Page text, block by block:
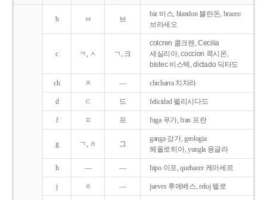
b ㅂ 브
biz 비스, blandon 블란돈, braceo
브라세오
c ㅋ, ㅅ ㄱ, 크
colcren 콜크렌, Cecilia
세실리아, coccion 콕시온,
bistec 비스텍, dictado 딕타도
ch ㅊ ― chicharra 치차라
d ㄷ 드 felicidad 펠리시다드
f ㅍ 프 fuga 푸가, fran 프란
g ㄱ, ㅎ 그
ganga 강가, geologia
헤올로히아, yungla 융글라
h ― ― hipo 이포, quehacer 케아세르
j ㅎ ― jueves 후에베스, reloj 렐로